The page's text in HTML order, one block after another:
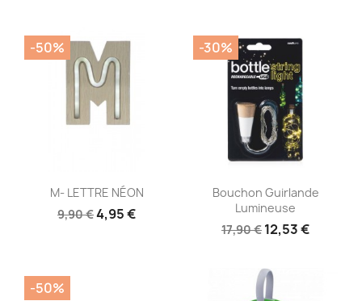
Aperçu rapide
M- LETTRE NÉON
9,90 €4,95 €
-50%
Aperçu rapide
Bouchon Guirlande
Lumineuse
17,90 € 12,53 €
-30%
-50%